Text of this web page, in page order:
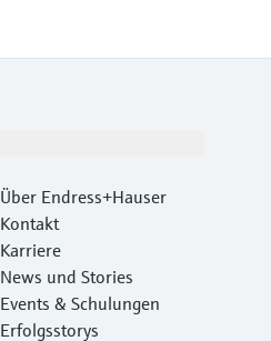
Über Endress+Hauser
Kontakt
Karriere
News und Stories
Events & Schulungen
Erfolgsstorys